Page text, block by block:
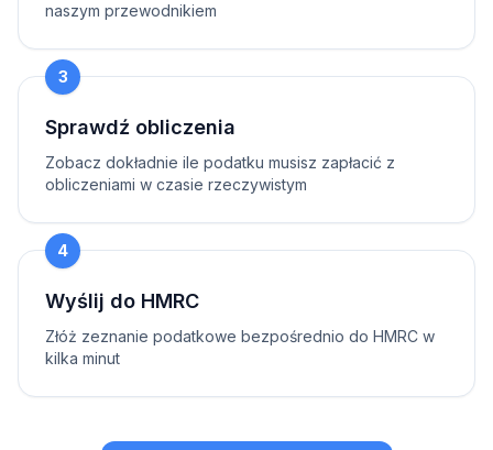
naszym przewodnikiem
3
Sprawdź obliczenia
Zobacz dokładnie ile podatku musisz zapłacić z
obliczeniami w czasie rzeczywistym
4
Wyślij do HMRC
Złóż zeznanie podatkowe bezpośrednio do HMRC w
kilka minut